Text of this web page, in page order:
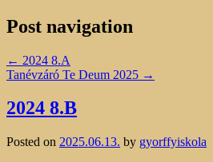
Post navigation
← 2024 8.A
Tanévzáró Te Deum 2025 →
2024 8.B
Posted on 2025.06.13. by gyorffyiskola